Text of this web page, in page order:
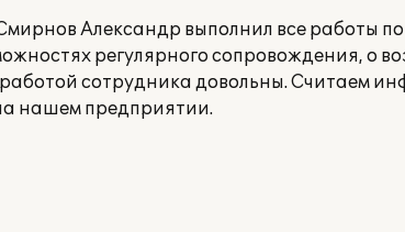
Александр выполнил все работы по
регулярного сопровождения, о
сотрудника довольны. Считаем
нашем предприятии.